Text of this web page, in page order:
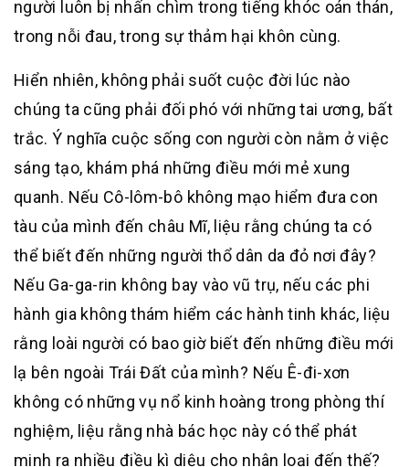
người luôn bị nhấn chìm trong tiếng khóc oán thán,
trong nỗi đau, trong sự thảm hại khôn cùng.
Hiển nhiên, không phải suốt cuộc đời lúc nào
chúng ta cũng phải đối phó với những tai ương, bất
trắc. Ý nghĩa cuộc sống con người còn nằm ở việc
sáng tạo, khám phá những điều mới mẻ xung
quanh. Nếu Cô-lôm-bô không mạo hiểm đưa con
tàu của mình đến châu Mĩ, liệu rằng chúng ta có
thể biết đến những người thổ dân da đỏ nơi đây?
Nếu Ga-ga-rin không bay vào vũ trụ, nếu các phi
hành gia không thám hiểm các hành tinh khác, liệu
rằng loài người có bao giờ biết đến những điều mới
lạ bên ngoài Trái Đất của mình? Nếu Ê-đi-xơn
không có những vụ nổ kinh hoàng trong phòng thí
nghiệm, liệu rằng nhà bác học này có thể phát
minh ra nhiều điều kì diệu cho nhân loại đến thế?